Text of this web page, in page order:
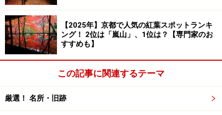
現在の錦帯橋は1953年に架け替えられた3代目。2004年に全
面改修されている（2022年6月撮影）
そして2代目錦帯橋の流失から3年後には3代目となる錦
帯橋が再度かけられました。ただ木製の橋だけに傷みも
早いことから、平成時代に3年間の架け替え＆補強工事
が行われ、2004年に無事完了。古き昔も今も岩国の観光
の中心的存在として、日々たくさんの観光客が訪れてい
【2025年】京都で人気の紅葉スポットランキ
ング！ 2位は「嵐山」、1位は？【専門家のお
すすめも】
この記事に関連するテーマ
厳選！ 名所・旧跡